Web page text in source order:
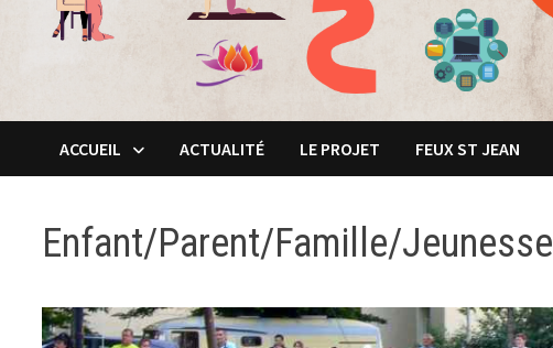
ACCUEIL ACTUALITÉ LE PROJET FEUX ST JEAN
Enfant/Parent/Famille/Jeunesse